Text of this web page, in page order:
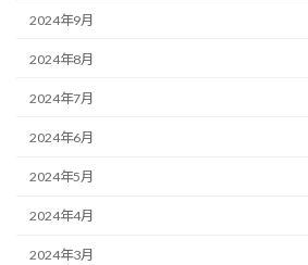
2024年9月
2024年8月
2024年7月
2024年6月
2024年5月
2024年4月
2024年3月